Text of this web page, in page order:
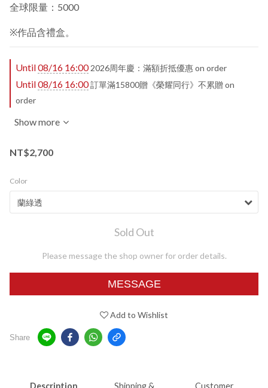
全球限量：5000
※作品含禮盒。
Until08/16 16:002026周年慶：滿額折抵優惠 on order
Until08/16 16:00訂單滿15800贈《榮耀同行》不累贈 on
order
Show more
NT$2,700
Color
Sold Out
Please message the shop owner for order details.
MESSAGE
Add to Wishlist
Share